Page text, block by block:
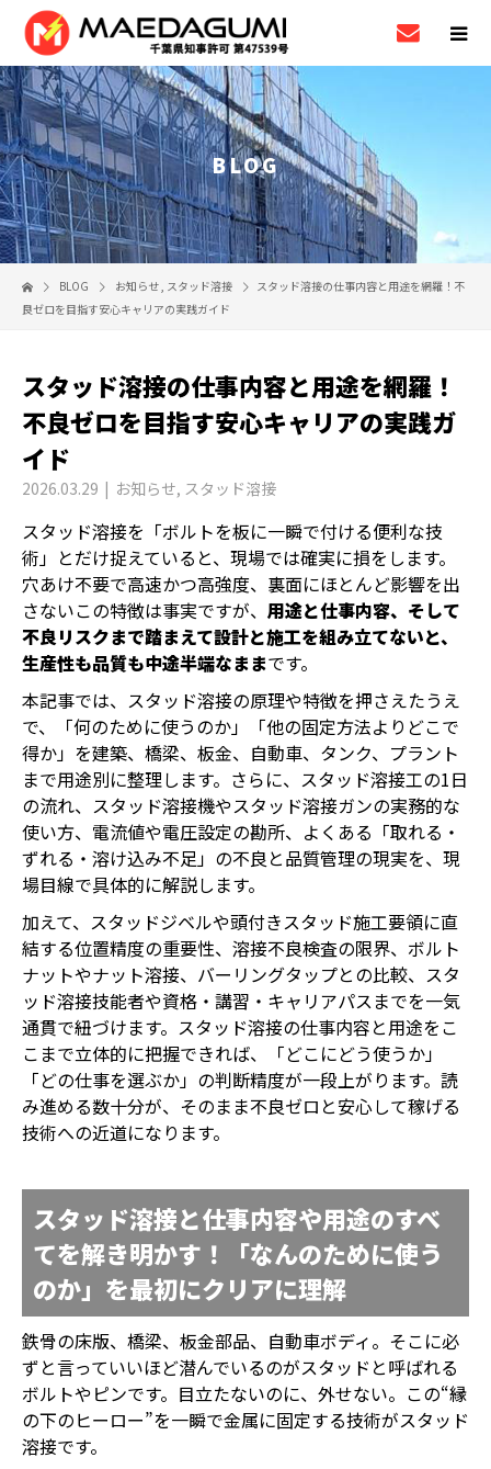
BLOG
BLOG お知らせ, スタッド溶接
スタッド溶接の仕事内容と用途を網羅！不
良ゼロを目指す安心キャリアの実践ガイド
スタッド溶接の仕事内容と用途を網羅！
不良ゼロを目指す安心キャリアの実践ガ
イド
2026.03.29 お知らせ, スタッド溶接
スタッド溶接を「ボルトを板に一瞬で付ける便利な技
術」とだけ捉えていると、現場では確実に損をします。
穴あけ不要で高速かつ高強度、裏面にほとんど影響を出
さない――この特徴は事実ですが、 用途と仕事内容、そして
不良リスクまで踏まえて設計と施工を組み立てないと、
生産性も品質も中途半端なままです。
本記事では、スタッド溶接の原理や特徴を押さえたうえ
で、「何のために使うのか」「他の固定方法よりどこで
得か」を建築、橋梁、板金、自動車、タンク、プラント
まで用途別に整理します。さらに、スタッド溶接工の1日
の流れ、スタッド溶接機やスタッド溶接ガンの実務的な
使い方、電流値や電圧設定の勘所、よくある「取れる・
ずれる・溶け込み不足」の不良と品質管理の現実を、現
場目線で具体的に解説します。
加えて、スタッドジベルや頭付きスタッド施工要領に直
結する位置精度の重要性、溶接不良検査の限界、ボルト
ナットやナット溶接、バーリングタップとの比較、スタ
ッド溶接技能者や資格・講習・キャリアパスまでを一気
通貫で紐づけます。スタッド溶接の仕事内容と用途をこ
こまで立体的に把握できれば、「どこにどう使うか」
「どの仕事を選ぶか」の判断精度が一段上がります。読
み進める数十分が、そのまま不良ゼロと安心して稼げる
技術への近道になります。
スタッド溶接と仕事内容や用途のすべ
てを解き明かす！「なんのために使う
のか」を最初にクリアに理解
鉄骨の床版、橋梁、板金部品、自動車ボディ。そこに必
ずと言っていいほど潜んでいるのがスタッドと呼ばれる
ボルトやピンです。目立たないのに、外せない。この“縁
の下のヒーロー”を一瞬で金属に固定する技術がスタッド
溶接です。